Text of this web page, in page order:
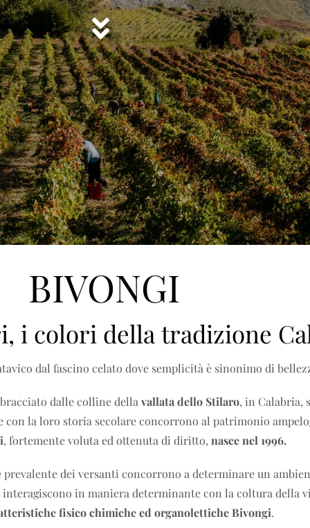
BIVONGI
i colori della tradizione
dal fascino celato dove semplicità è sinonimo di
dalle colline della vallata dello Stilaro, in Calabria,
con la loro storia secolare concorrono al patrimonio
, fortemente voluta ed ottenuta di diritto, nasce nel 1996.
prevalente dei versanti concorrono a determinare un
interagiscono in maniera determinante con la coltura della
fisico chimiche ed organolettiche Bivongi.